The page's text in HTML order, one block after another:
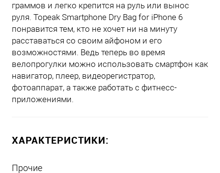
граммов и легко крепится на руль или вынос
руля. Topeak Smartphone Dry Bag for iPhone 6
понравится тем, кто не хочет ни на минуту
расставаться со своим айфоном и его
возможностями. Ведь теперь во время
велопрогулки можно использовать смартфон как
навигатор, плеер, видеорегистратор,
фотоаппарат, а также работать с фитнесс-
приложениями.
ХАРАКТЕРИСТИКИ:
Прочие